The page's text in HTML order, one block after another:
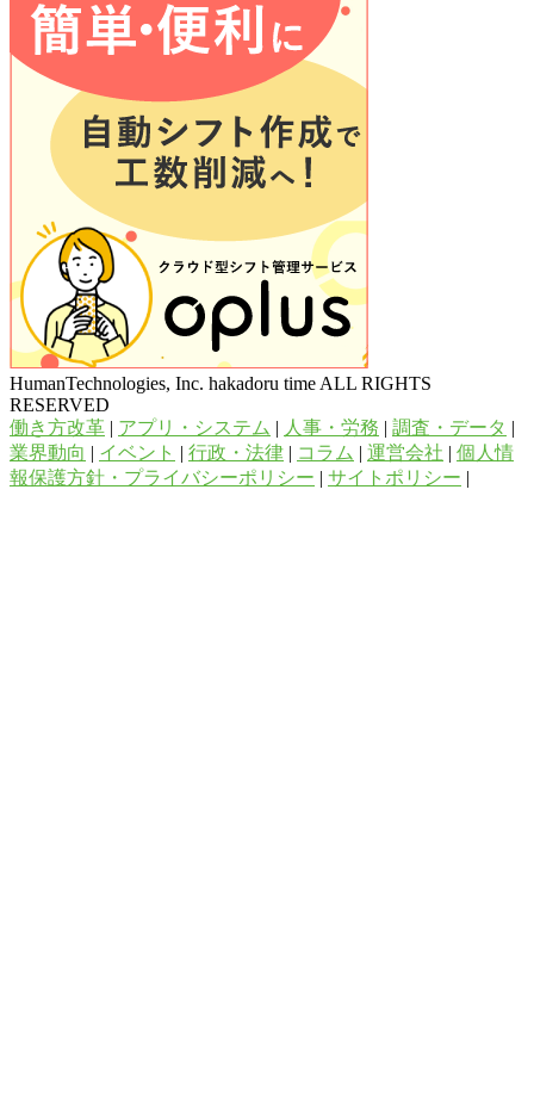
HumanTechnologies, Inc. hakadoru time ALL RIGHTS
RESERVED
働き方改革 | アプリ・システム | 人事・労務 | 調査・データ |
業界動向 | イベント | 行政・法律 | コラム | 運営会社 | 個人情
報保護方針・プライバシーポリシー | サイトポリシー |